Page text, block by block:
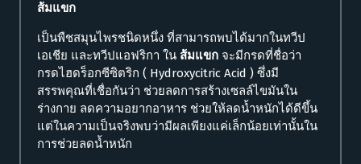
ส้มแขก
เป็นพืชสมุนไพรชนิดหนึ่ง ที่สามารถพบได้มากในทวีป
เอเชีย และทวีปแอฟริกา ใน ส้มแขก จะมีกรดที่ชื่อว่า
กรดไฮดร็อกซีซิตริก ( Hydroxycitric Acid ) ซึ่งมี
สรรพคุณที่เชื่อกันว่า ช่วยลดการสร้างเซลล์ไขมันใน
ร่างกาย ลดความอยากอาหาร ช่วยให้ลดน้ำหนักได้ดีขึ้น
แต่ในความเป็นจริงพบว่ามีผลเพียงแค่เล็กน้อยเท่านั้นใน
การช่วยลดน้ำหนัก